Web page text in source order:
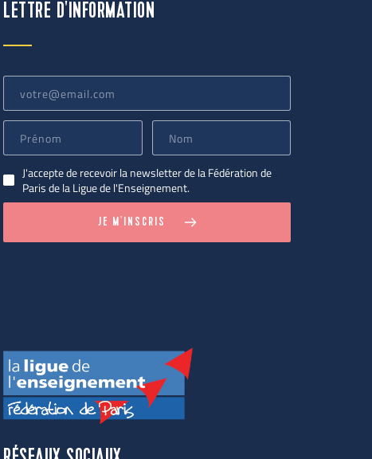
LETTRE D'INFORMATION
J'accepte de recevoir la newsletter de la Fédération de
Paris de la Ligue de l'Enseignement.
JE M'INSCRIS